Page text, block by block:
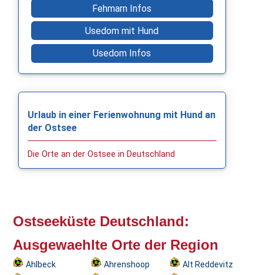
Fehmarn Infos
Usedom mit Hund
Usedom Infos
Urlaub in einer Ferienwohnung mit Hund an
der Ostsee
Die Orte an der Ostsee in Deutschland
Ostseeküste Deutschland:
Ausgewaehlte Orte der Region
Ahlbeck Ahrenshoop
Alt Reddevitz